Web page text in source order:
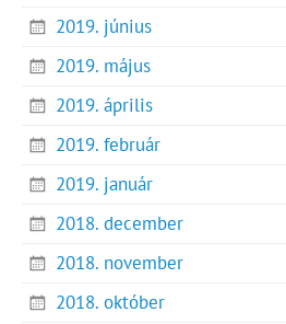
2019. június
2019. május
2019. április
2019. február
2019. január
2018. december
2018. november
2018. október